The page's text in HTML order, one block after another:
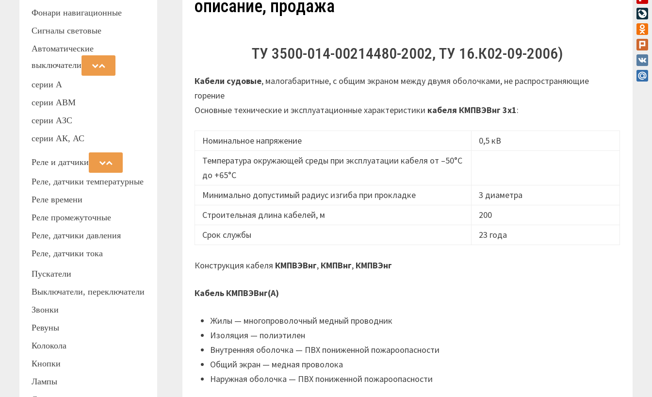
описание, продажа
ТУ 3500-014-00214480-2002, ТУ 16.К02-09-2006)
Кабели судовые, малогабаритные, с общим экраном между двумя оболочками, не распространяющие
горение
Основные технические и эксплуатационные характеристики кабеля КМПВЭВнг 3х1:
Номинальное напряжение
0,5 кВ
Температура окружающей среды при эксплуатации кабеля от –50°C
до +65°C
Минимально допустимый радиус изгиба при прокладке
3 диаметра
Строительная длина кабелей, м
200
Срок службы
23 года
Конструкция кабеля КМПВЭВнг, КМПВнг, КМПВЭнг
Кабель КМПВЭВнг(А)
Жилы — многопроволочный медный проводник
Изоляция — полиэтилен
Внутренняя оболочка — ПВХ пониженной пожароопасности
Общий экран — медная проволока
Наружная оболочка — ПВХ пониженной пожароопасности
Фонари навигационные
Сигналы световые
Автоматические
выключатели
серии А
серии АВМ
cерии АЗС
серии АК, АС
Реле и датчики
Реле, датчики температурные
Реле времени
Реле промежуточные
Реле, датчики давления
Реле, датчики тока
Пускатели
Выключатели, переключатели
Звонки
Ревуны
Колокола
Кнопки
Лампы
VK